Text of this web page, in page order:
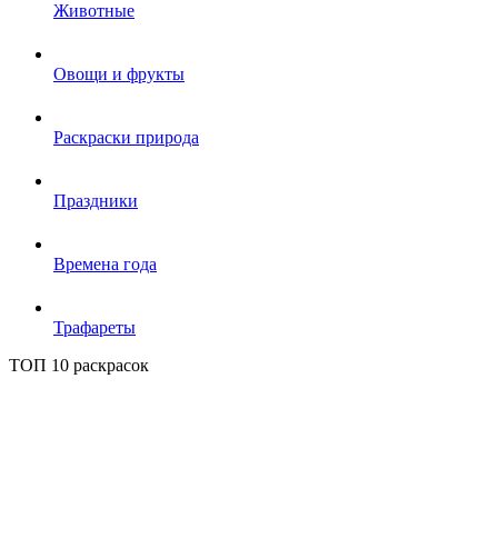
Животные
Овощи и фрукты
Раскраски природа
Праздники
Времена года
Трафареты
ТОП 10 раскрасок